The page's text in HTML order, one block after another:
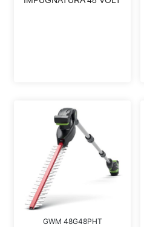
GWM 48G48PHT